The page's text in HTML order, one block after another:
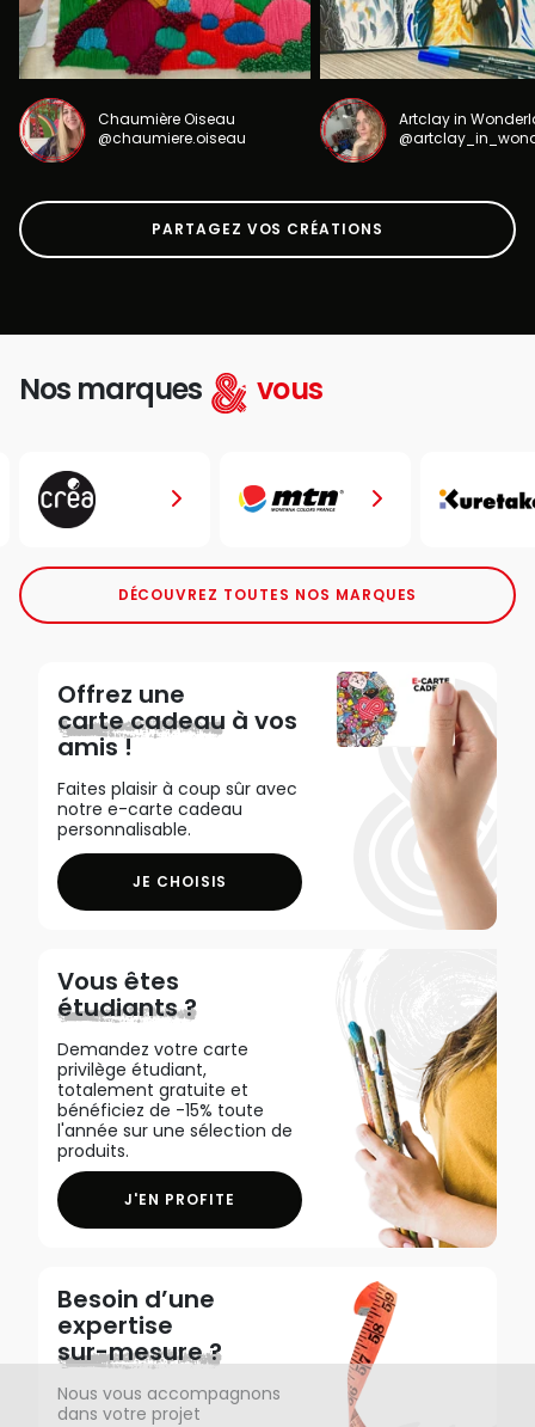
Chaumière Oiseau
@chaumiere.oiseau
Artclay in
PARTAGEZ VOS CRÉATIONS
Nos marques vous
DÉCOUVREZ TOUTES NOS MARQUES
Offrez une
carte cadeau à vos
amis !
Faites plaisir à coup sûr avec
notre e-carte cadeau
personnalisable.
JE CHOISIS
Vous êtes
étudiants ?
Demandez votre carte
privilège étudiant,
totalement gratuite et
bénéficiez de -15% toute
l'année sur une sélection de
produits.
J'EN PROFITE
Besoin d’une
expertise
sur-mesure ?
Nous vous accompagnons
dans votre projet